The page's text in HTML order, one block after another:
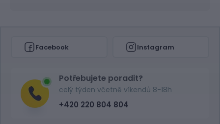
Facebook Instagram
Potřebujete poradit?
celý týden včetně víkendů 8-18h
+420 220 804 804